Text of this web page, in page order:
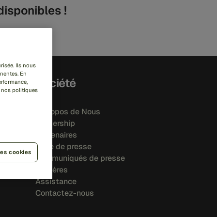
!
Société
À Propos de Nous
Leadership
Partenaires
Salle de presse
Communiqués de presse
Carrières
Assistance
Contactez-nous
Ils nous
En
nos politiques
cookies